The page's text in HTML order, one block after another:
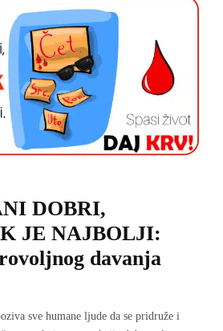
DOBRI,
JE NAJBOLJI:
davanja
sve humane ljude da se pridruže i